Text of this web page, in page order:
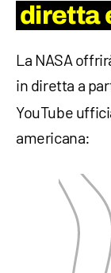
diretta
La NASA
in diretta a
YouTube
americana: